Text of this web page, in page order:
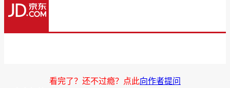
看完了？还不过瘾？点此向作者提问